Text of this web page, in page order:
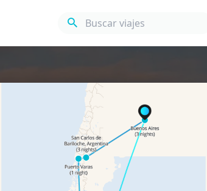
Buscar viajes